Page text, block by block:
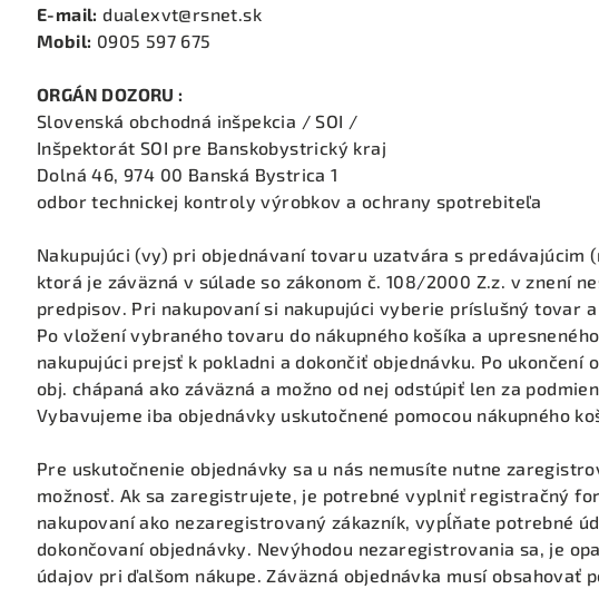
E-mail: dualexvt@rsnet.sk
Mobil: 0905 597 675
ORGÁN DOZORU :
Slovenská obchodná inšpekcia / SOI /
Inšpektorát SOI pre Banskobystrický kraj
Dolná 46, 974 00 Banská Bystrica 1
odbor technickej kontroly výrobkov a ochrany spotrebiteľa
Nakupujúci (vy) pri objednávaní tovaru uzatvára s predávajúcim
ktorá je záväzná v súlade so zákonom č. 108/2000 Z.z. v znení
predpisov. Pri nakupovaní si nakupujúci vyberie príslušný tovar
Po vložení vybraného tovaru do nákupného košíka a
nakupujúci prejsť k pokladni a dokončiť objednávku. Po ukončení
obj. chápaná ako záväzná a možno od nej odstúpiť len za
Vybavujeme iba objednávky uskutočnené pomocou nákupného
Pre uskutočnenie objednávky sa u nás nemusíte nutne
možnosť. Ak sa zaregistrujete, je potrebné vyplniť registračný
nakupovaní ako nezaregistrovaný zákazník, vypĺňate potrebné
dokončovaní objednávky. Nevýhodou nezaregistrovania sa, je
údajov pri ďalšom nákupe. Záväzná objednávka musí obsahovať